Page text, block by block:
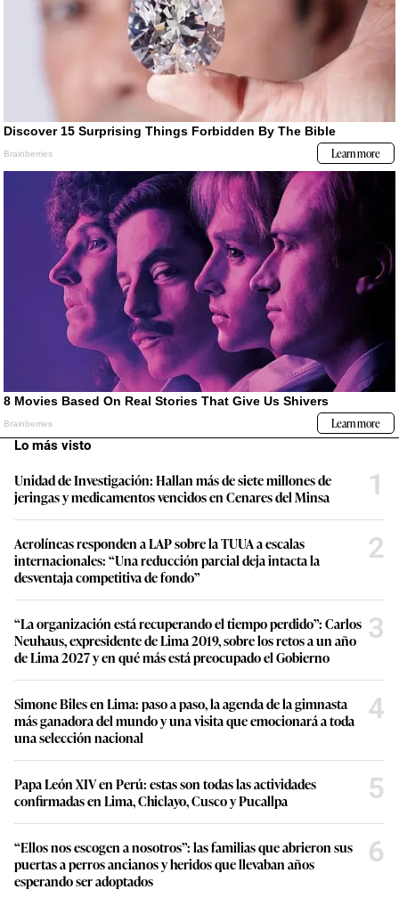
Lo más visto
Unidad de Investigación: Hallan más de siete millones de
jeringas y medicamentos vencidos en Cenares del Minsa
1
Aerolíneas responden a LAP sobre la TUUA a escalas
internacionales: “Una reducción parcial deja intacta la
desventaja competitiva de fondo”
2
“La organización está recuperando el tiempo perdido”: Carlos
Neuhaus, expresidente de Lima 2019, sobre los retos a un año
de Lima 2027 y en qué más está preocupado el Gobierno
3
Simone Biles en Lima: paso a paso, la agenda de la gimnasta
más ganadora del mundo y una visita que emocionará a toda
una selección nacional
4
Papa León XIV en Perú: estas son todas las actividades
confirmadas en Lima, Chiclayo, Cusco y Pucallpa
5
“Ellos nos escogen a nosotros”: las familias que abrieron sus
puertas a perros ancianos y heridos que llevaban años
esperando ser adoptados
6